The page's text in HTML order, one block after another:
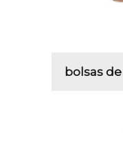
bolsas